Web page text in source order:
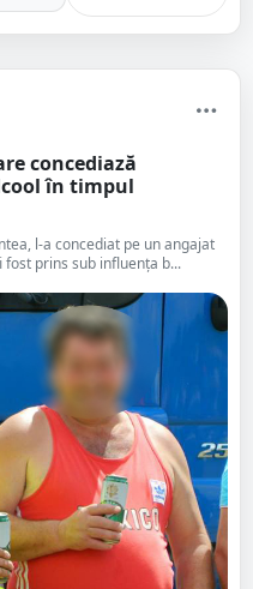
concediază
în timpul
l-a concediat pe un angajat
prins sub influența b...